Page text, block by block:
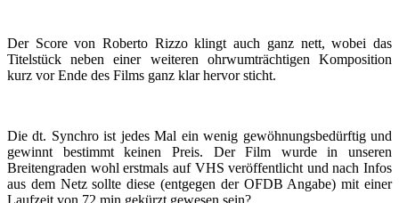
Der Score von Roberto Rizzo klingt auch ganz nett, wobei das
Titelstück neben einer weiteren ohrwumträchtigen Komposition
kurz vor Ende des Films ganz klar hervor sticht.
Die dt. Synchro ist jedes Mal ein wenig gewöhnungsbedürftig und
gewinnt bestimmt keinen Preis. Der Film wurde in unseren
Breitengraden wohl erstmals auf VHS veröffentlicht und nach Infos
aus dem Netz sollte diese (entgegen der OFDB Angabe) mit einer